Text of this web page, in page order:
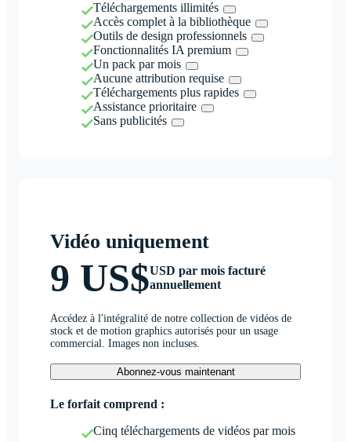
Téléchargements illimités
Accès complet à la bibliothèque
Outils de design professionnels
Fonctionnalités IA premium
Un pack par mois
Aucune attribution requise
Téléchargements plus rapides
Assistance prioritaire
Sans publicités
Vidéo uniquement
9 US$USD par mois facturé
annuellement
Accédez à l'intégralité de notre collection de vidéos de
stock et de motion graphics autorisés pour un usage
commercial. Images non incluses.
Abonnez-vous maintenant
Le forfait comprend :
Cinq téléchargements de vidéos par mois